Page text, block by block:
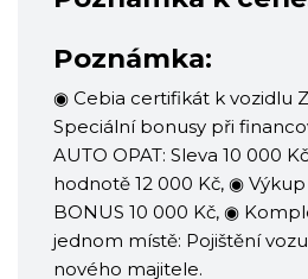
Poznámka:
◉ Cebia certifikát k vozidlu
Speciální bonusy při
AUTO OPAT: Sleva 10 000
hodnotě 12 000 Kč, ◉
BONUS 10 000 Kč, ◉
jednom místě: Pojištění
nového majitele.